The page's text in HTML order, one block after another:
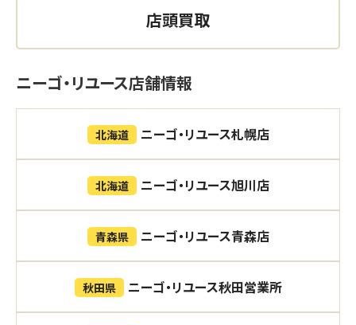
店頭買取
ニーゴ・リユース店舗情報
北海道 ニーゴ・リユース札幌店
北海道 ニーゴ・リユース旭川店
青森県 ニーゴ・リユース青森店
秋田県 ニーゴ・リユース秋田営業所